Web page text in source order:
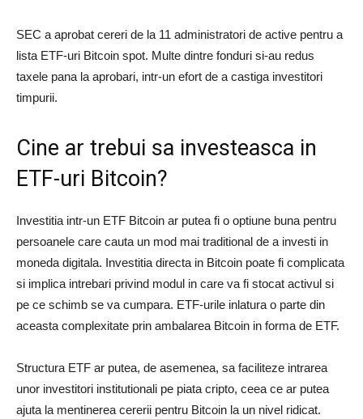
SEC a aprobat cereri de la 11 administratori de active pentru a
lista ETF-uri Bitcoin spot. Multe dintre fonduri si-au redus
taxele pana la aprobari, intr-un efort de a castiga investitori
timpurii.
Cine ar trebui sa investeasca in
ETF-uri Bitcoin?
Investitia intr-un ETF Bitcoin ar putea fi o optiune buna pentru
persoanele care cauta un mod mai traditional de a investi in
moneda digitala. Investitia directa in Bitcoin poate fi complicata
si implica intrebari privind modul in care va fi stocat activul si
pe ce schimb se va cumpara. ETF-urile inlatura o parte din
aceasta complexitate prin ambalarea Bitcoin in forma de ETF.
Structura ETF ar putea, de asemenea, sa faciliteze intrarea
unor investitori institutionali pe piata cripto, ceea ce ar putea
ajuta la mentinerea cererii pentru Bitcoin la un nivel ridicat.